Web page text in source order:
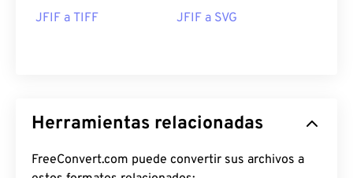
JFIF a TIFF JFIF a SVG
Herramientas relacionadas
FreeConvert.com puede convertir sus archivos a